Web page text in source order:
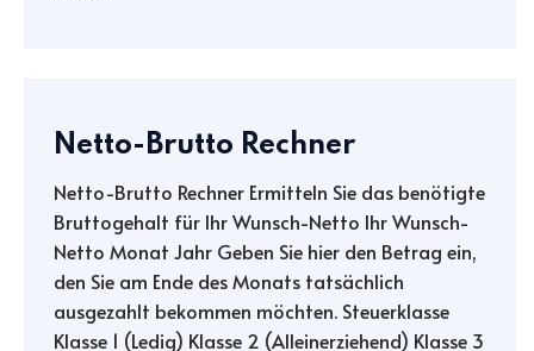
Netto-Brutto Rechner
Netto-Brutto Rechner Ermitteln Sie das benötigte
Bruttogehalt für Ihr Wunsch-Netto Ihr Wunsch-
Netto Monat Jahr Geben Sie hier den Betrag ein,
den Sie am Ende des Monats tatsächlich
ausgezahlt bekommen möchten. Steuerklasse
Klasse 1 (Ledig) Klasse 2 (Alleinerziehend) Klasse 3